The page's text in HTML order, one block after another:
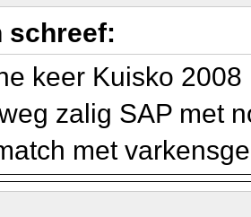
schreef:
keer Kuisko 2008
zalig SAP met
met